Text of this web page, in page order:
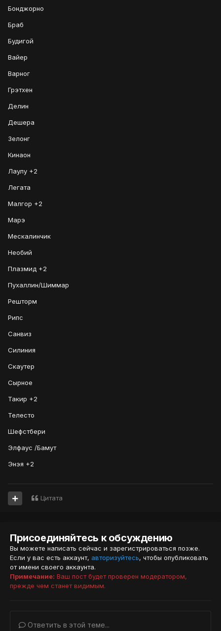
Бонджорно
Браб
Будигой
Вайер
Варног
Грэтхен
Делин
Дешера
Зелонг
Кинаон
Лаулу +2
Легата
Малгор +2
Марэ
Мескалинчик
Необий
Плазмид +2
Пухаллин/Шиммар
Решторм
Рипс
Санвиз
Силиния
Скаутер
Сырное
Такир +2
Телесто
Шефстбери
Элфаус /Бамут
Энэя +2
Цитата
Присоединяйтесь к обсуждению
Вы можете написать сейчас и зарегистрироваться позже.
Если у вас есть аккаунт, авторизуйтесь, чтобы опубликовать
от имени своего аккаунта.
Примечание: Ваш пост будет проверен модератором,
прежде чем станет видимым.
Ответить в этой теме...